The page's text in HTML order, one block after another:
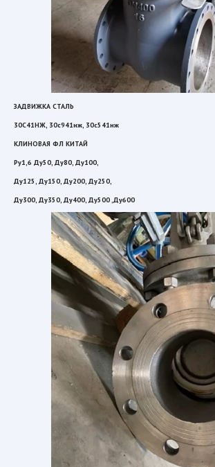
ЗАДВИЖКА СТАЛЬ
30С41НЖ, 30с941нж, 30с541нж
КЛИНОВАЯ ФЛ КИТАЙ
Ру1,6 Ду50, Ду80, Ду100,
Ду125, Ду150, Ду200, Ду250,
Ду300, Ду350, Ду400, Ду500 ,Ду600